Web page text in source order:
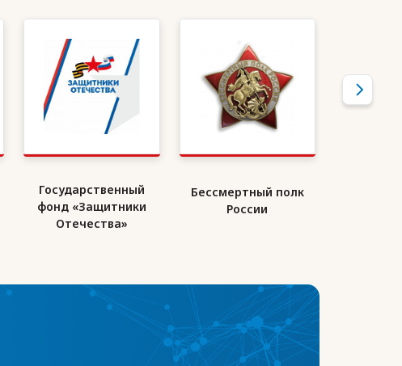
Бессмертный полк
России
Союз десантников
России